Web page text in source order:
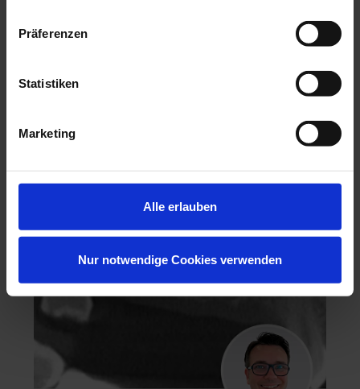
Präferenzen
Statistiken
Marketing
Alle erlauben
Nur notwendige Cookies verwenden
06.11.26 - 07.11.26
Dr. Hanni Lohmar